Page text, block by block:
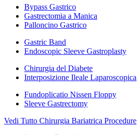
Bypass Gastrico
Gastrectomia a Manica
Palloncino Gastrico
Gastric Band
Endoscopic Sleeve Gastroplasty
Chirurgia del Diabete
Interposizione Ileale Laparoscopica
Fundoplicatio Nissen Floppy
Sleeve Gastrectomy
Vedi Tutto Chirurgia Bariatrica Procedure